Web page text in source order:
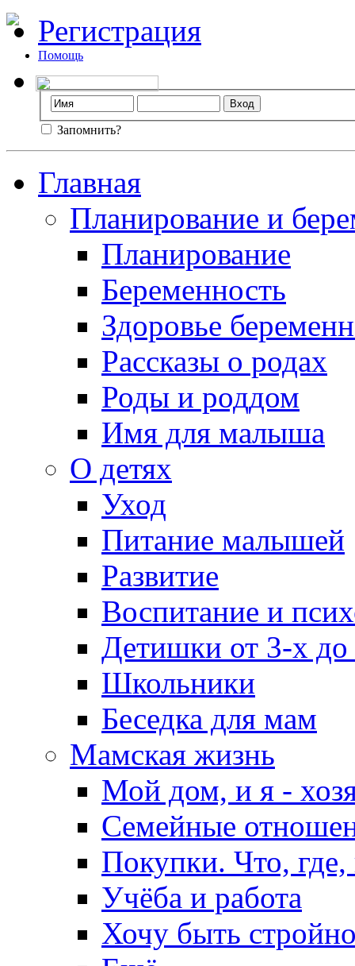
Регистрация
Помощь
Запомнить?
Главная
Планирование и
Планирование
Беременность
Здоровье
Рассказы о родах
Роды и роддом
Имя для малыша
О детях
Уход
Питание малышей
Развитие
Воспитание и
Детишки от 3-х
Школьники
Беседка для мам
Мамская жизнь
Мой дом, и я -
Семейные
Покупки. Что, где,
Учёба и работа
Хочу быть